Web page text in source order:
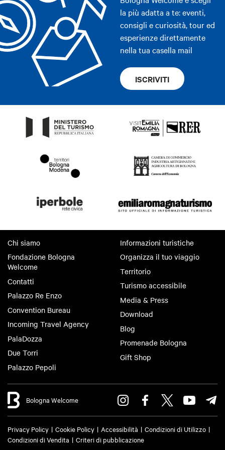
la più adatta a te: eventi,
consigli e curiosità, tour ed
esperienze direttamente
nella tua casella mail
ISCRIVITI
Chi siamo
Fondazione Bologna
Welcome
Contatti
Palazzo Re Enzo
Convention Bureau
Incoming Travel Agency
PalaDozza
Due Torri
Palazzo Pepoli
Informazioni turistiche
Organizza il tuo viaggio
Territorio
Turismo accessibile
Media & Press
Download
Blog
Promenade Bologna
Gift Shop
Bologna Welcome
Privacy Policy Cookie Policy Accessibilità
Condizioni di Utilizzo
Condizioni di Vendita
Criteri di pubblicazione